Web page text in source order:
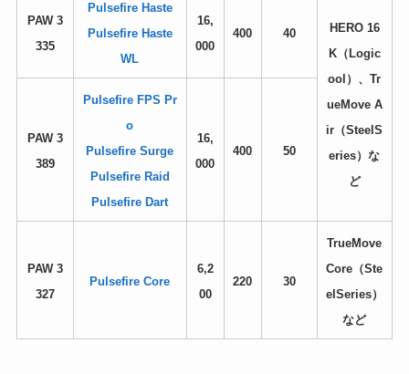
PAW 3
335
Pulsefire Haste
Pulsefire Haste
WL
16,
000
400 40
HERO 16
K（Logic
ool）、Tr
ueMove A
ir（SteelS
eries）な
ど
PAW 3
389
Pulsefire FPS Pr
o
Pulsefire Surge
Pulsefire Raid
Pulsefire Dart
16,
000
400 50
PAW 3
327
Pulsefire Core
6,2
00
220 30
TrueMove
Core（Ste
elSeries）
など